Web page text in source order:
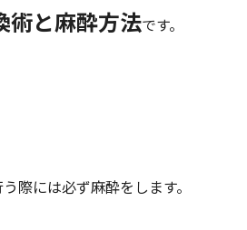
術と麻酔方法です。
際には必ず麻酔をします。